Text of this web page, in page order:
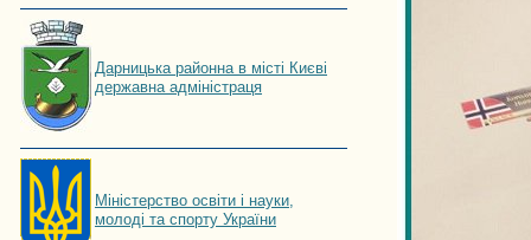
Дарницька районна в місті Києві
державна адміністраця
Мiнiстерство освiти і науки,
молоді та спорту України